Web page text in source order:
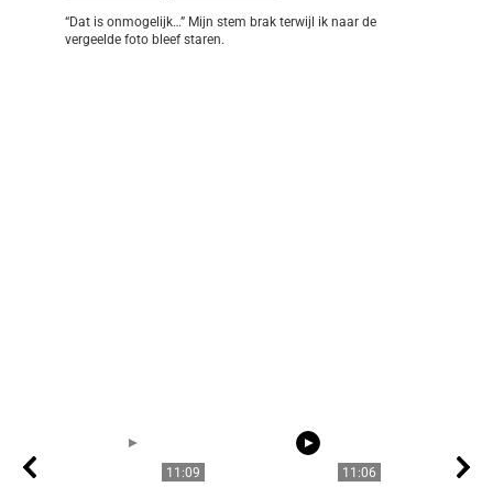
“Dat is onmogelijk…” Mijn stem brak terwijl ik naar de
vergeelde foto bleef staren.
11:09 11:06